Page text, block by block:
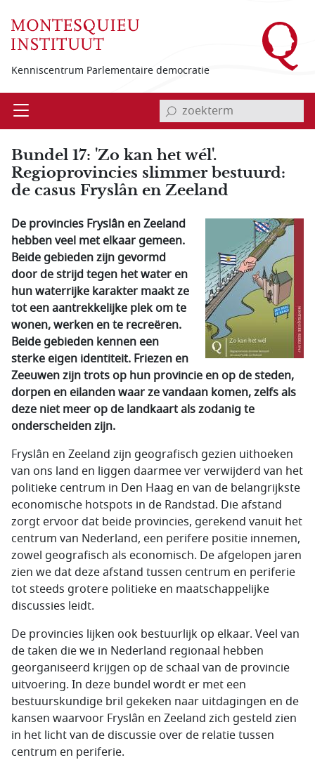
Kenniscentrum Parlementaire democratie
Open invoerveld zoekterm
Bundel 17: 'Zo kan het wél'.
Regioprovincies slimmer bestuurd:
de casus Fryslân en Zeeland
De provincies Fryslân en Zeeland
hebben veel met elkaar gemeen.
Beide gebieden zijn gevormd
door de strijd tegen het water en
hun waterrijke karakter maakt ze
tot een aantrekkelijke plek om te
wonen, werken en te recreëren.
Beide gebieden kennen een
sterke eigen identiteit. Friezen en
Zeeuwen zijn trots op hun provincie en op de steden,
dorpen en eilanden waar ze vandaan komen, zelfs als
deze niet meer op de landkaart als zodanig te
onderscheiden zijn.
Fryslân en Zeeland zijn geografisch gezien uithoeken
van ons land en liggen daarmee ver verwijderd van het
politieke centrum in Den Haag en van de belangrijkste
economische hotspots in de Randstad. Die afstand
zorgt ervoor dat beide provincies, gerekend vanuit het
centrum van Nederland, een perifere positie innemen,
zowel geografisch als economisch. De afgelopen jaren
zien we dat deze afstand tussen centrum en periferie
tot steeds grotere politieke en maatschappelijke
discussies leidt.
De provincies lijken ook bestuurlijk op elkaar. Veel van
de taken die we in Nederland regionaal hebben
georganiseerd krijgen op de schaal van de provincie
uitvoering. In deze bundel wordt er met een
bestuurskundige bril gekeken naar uitdagingen en de
kansen waarvoor Fryslân en Zeeland zich gesteld zien
in het licht van de discussie over de relatie tussen
centrum en periferie.